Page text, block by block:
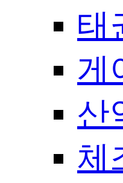
태
게
산
체